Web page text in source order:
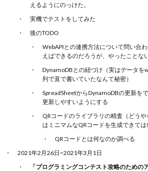
えるようにのっけた。
実機でテストをしてみた
後のTODO
WebAPIとの連携方法について問い合
えばできるのだろうが、やったことない
DynamoDBとの紐づけ（実はデータを
列で直で書いていたなんて秘密）
SpreadSheetからDynamoDBの更新を
更新しやすいようにする
QRコードのライブラリの精査（どう
はミニマムなQRコードを生成できては
QRコードとは何なのか調べる
2021年2月26日~2021年3月1日
「プログラミングコンテスト攻略のための